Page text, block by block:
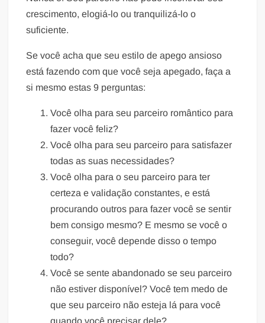
crescimento, elogiá-lo ou tranquilizá-lo o
suficiente.
Se você acha que seu estilo de apego ansioso
está fazendo com que você seja apegado, faça a
si mesmo estas 9 perguntas:
Você olha para seu parceiro romântico para
fazer você feliz?
Você olha para seu parceiro para satisfazer
todas as suas necessidades?
Você olha para o seu parceiro para ter
certeza e validação constantes, e está
procurando outros para fazer você se sentir
bem consigo mesmo? E mesmo se você o
conseguir, você depende disso o tempo
todo?
Você se sente abandonado se seu parceiro
não estiver disponível? Você tem medo de
que seu parceiro não esteja lá para você
quando você precisar dele?